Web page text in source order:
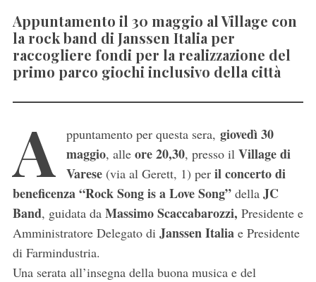
Appuntamento il 30 maggio al Village con
la rock band di Janssen Italia per
raccogliere fondi per la realizzazione del
primo parco giochi inclusivo della città
A ppuntamento per questa sera, giovedì 30
maggio, alle ore 20,30, presso il Village di
Varese(via al Gerett, 1) per il concerto di
beneficenza “Rock Song is a Love Song”della JC
Band, guidata da Massimo Scaccabarozzi, Presidente e
Amministratore Delegato di Janssen Italiae Presidente
di Farmindustria.
Una serata all’insegna della buona musica e del